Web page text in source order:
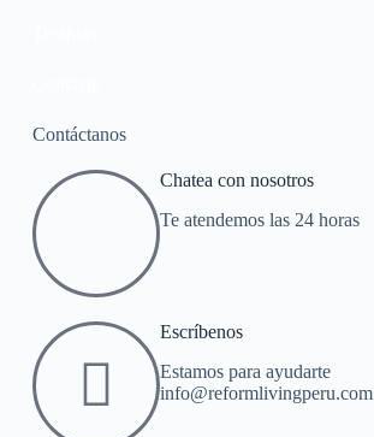
Contáctanos
Chatea con nosotros
Te atendemos las 24 horas
Escríbenos
Estamos para ayudarte
info@reformlivingperu.com